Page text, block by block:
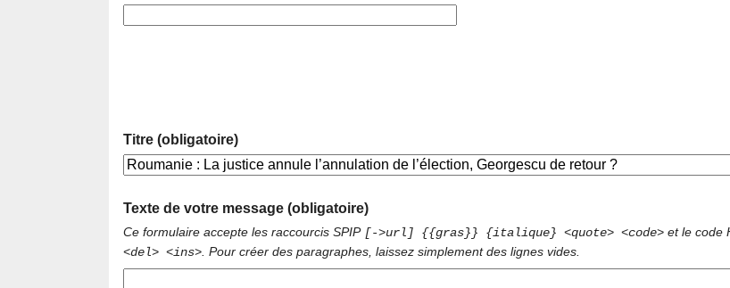
Titre (obligatoire)
Texte de votre message (obligatoire)
Ce formulaire accepte les raccourcis SPIP [->url] {{gras}} {italique} <quote> <code> et le code
<del> <ins> . Pour créer des paragraphes, laissez simplement des lignes vides.